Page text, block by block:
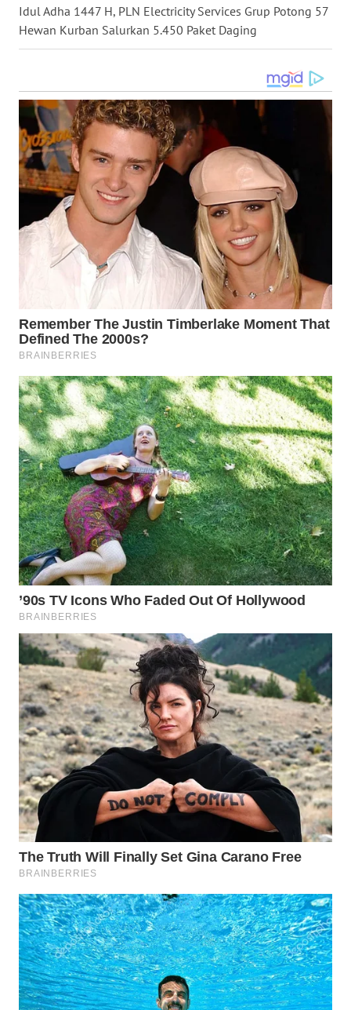
Idul Adha 1447 H, PLN Electricity Services Grup Potong 57
Hewan Kurban Salurkan 5.450 Paket Daging
WN
SULUT
WN
MALUKU
WN
MALUT
WN
DAIRI
WN
WN
NIAS
WN
LANGKAT
WN
TAPANULI
SELATAN
WN
TANJUNG
LESUNG
WN
KARO
WN
SIMALUNGUN
WN
LABUHANBATU
WN
TAPANULI
TENGAH
WN DELI
SERDANG
WN
TEBING
TINGGI
WN
PAKPAK